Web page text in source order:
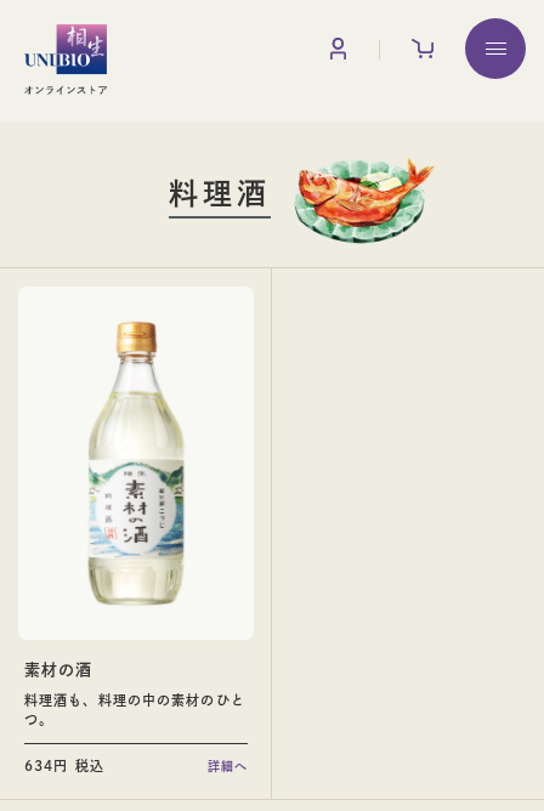
料理酒
素材の酒
料理酒も、料理の中の素材のひと
つ。
634円 税込 詳細へ
お買い物ガイド
みりん
料理酒